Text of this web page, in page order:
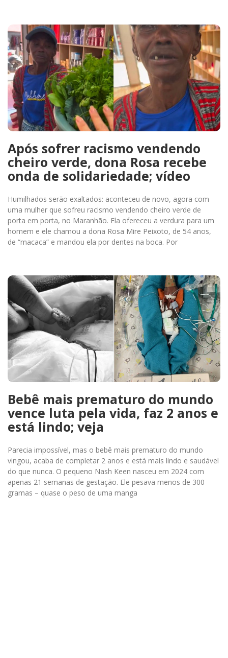
Após sofrer racismo vendendo
cheiro verde, dona Rosa recebe
onda de solidariedade; vídeo
Humilhados serão exaltados: aconteceu de novo, agora com
uma mulher que sofreu racismo vendendo cheiro verde de
porta em porta, no Maranhão. Ela ofereceu a verdura para um
homem e ele chamou a dona Rosa Mire Peixoto, de 54 anos,
de “macaca” e mandou ela por dentes na boca. Por
Bebê mais prematuro do mundo
vence luta pela vida, faz 2 anos e
está lindo; veja
Parecia impossível, mas o bebê mais prematuro do mundo
vingou, acaba de completar 2 anos e está mais lindo e saudável
do que nunca. O pequeno Nash Keen nasceu em 2024 com
apenas 21 semanas de gestação. Ele pesava menos de 300
gramas – quase o peso de uma manga